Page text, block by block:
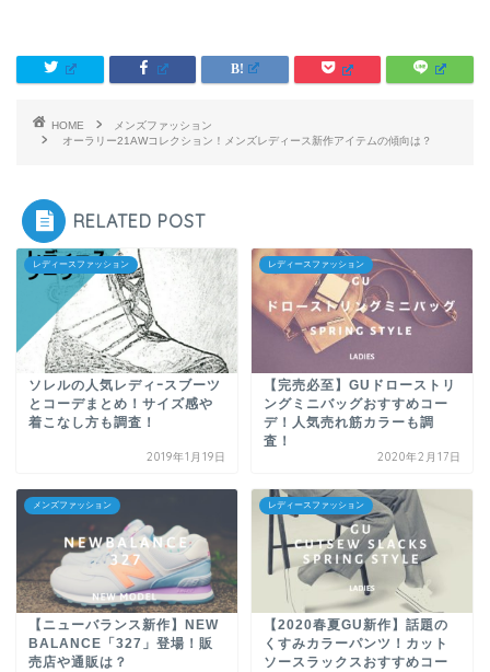
HOME
メンズファッション
オーラリー21AWコレクション！メンズレディース新作アイテムの傾向は？
RELATED POST
レディースファッション
ソレルの人気レディｰスブーツ
とコーデまとめ！サイズ感や
着こなし方も調査！
2019年1月19日
レディースファッション
【完売必至】GUドローストリ
ングミニバッグおすすめコー
デ！人気売れ筋カラーも調
査！
2020年2月17日
メンズファッション
【ニューバランス新作】NEW
BALANCE「327」登場！販
売店や通販は？
レディースファッション
【2020春夏GU新作】話題の
くすみカラーパンツ！カット
ソースラックスおすすめコー